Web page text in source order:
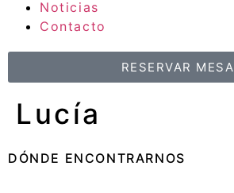
Noticias
Contacto
RESERVAR MESA
Lucía
DÓNDE ENCONTRARNOS